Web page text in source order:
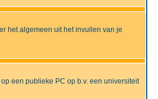
het algemeen uit het invullen van je
een publieke PC op b.v. een universiteit